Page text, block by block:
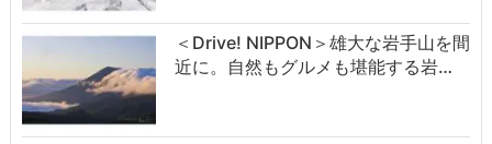
＜Drive! NIPPON＞雄大な岩手山を間
近に。自然もグルメも堪能する岩…